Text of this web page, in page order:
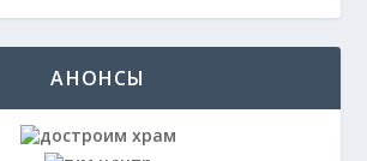
АНОНСЫ